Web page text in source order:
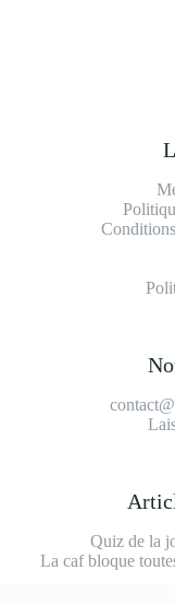
Quiz de la
La caf bloque